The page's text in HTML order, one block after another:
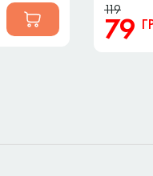
119
79